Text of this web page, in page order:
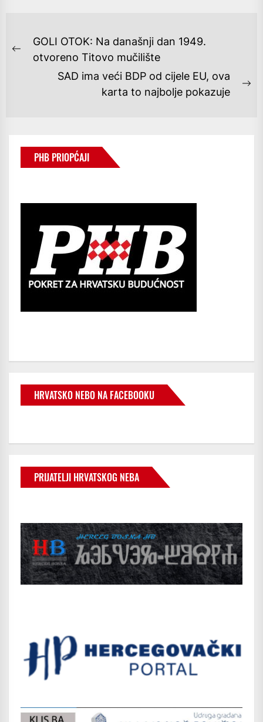
NAVIGACIJA
OBJAVA
Previous
GOLI OTOK: Na današnji dan 1949.
otvoreno Titovo mučilište
SAD ima veći BDP od cijele EU, ova
karta to najbolje pokazuje
PHB PRIOPĆAJI
HRVATSKO NEBO NA FACEBOOKU
PRIJATELJI HRVATSKOG NEBA